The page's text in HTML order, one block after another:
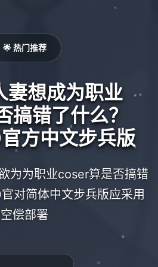
🌟 热门推荐
妻想成为职业
错了什么？
方中文步兵版
为为职业coser算是否搞错
对简体中文步兵版应采用
空偿部署